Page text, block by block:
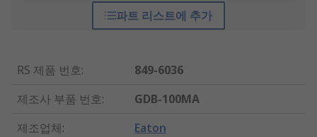
파트 리스트에 추가
RS 제품 번호:
849-6036
제조사 부품 번호:
GDB-100MA
제조업체: Eaton